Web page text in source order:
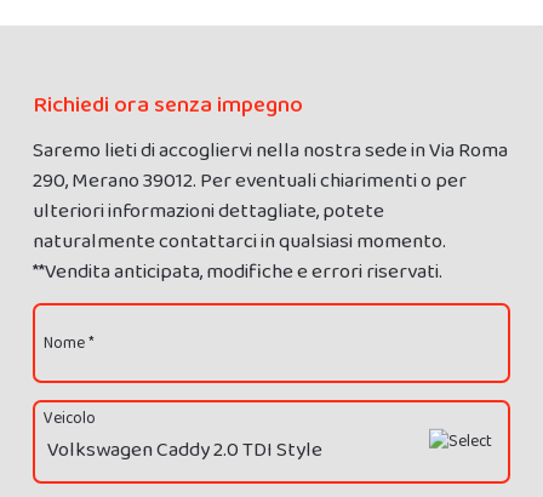
Richiedi ora senza impegno
Saremo lieti di accogliervi nella nostra sede in Via Roma
290, Merano 39012. Per eventuali chiarimenti o per
ulteriori informazioni dettagliate, potete
naturalmente contattarci in qualsiasi momento.
**Vendita anticipata, modifiche e errori riservati.
Nome *
Veicolo